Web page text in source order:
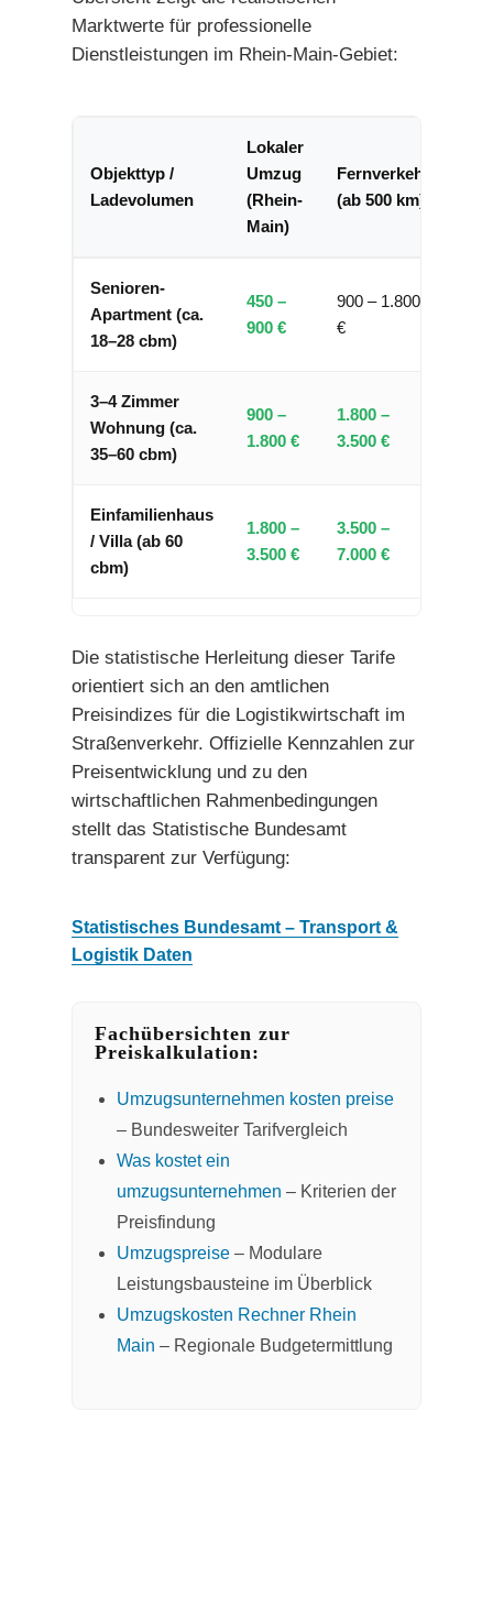
Marktwerte für professionelle
Dienstleistungen im Rhein-Main-Gebiet:
Objekttyp /
Ladevolumen
Lokaler
Umzug
(Rhein-
Main)
Fernverkehr
(ab 500 km)
Senioren-
Apartment (ca.
18–28 cbm)
450 –
900 €
900 – 1.800
€
3–4 Zimmer
Wohnung (ca.
35–60 cbm)
900 –
1.800 €
1.800 –
3.500 €
Einfamilienhaus
/ Villa (ab 60
cbm)
1.800 –
3.500 €
3.500 –
7.000 €
Die statistische Herleitung dieser Tarife
orientiert sich an den amtlichen
Preisindizes für die Logistikwirtschaft im
Straßenverkehr. Offizielle Kennzahlen zur
Preisentwicklung und zu den
wirtschaftlichen Rahmenbedingungen
stellt das Statistische Bundesamt
transparent zur Verfügung:
Statistisches Bundesamt – Transport &
Logistik Daten
Fachübersichten zur
Preiskalkulation:
Umzugsunternehmen kosten preise
– Bundesweiter Tarifvergleich
Was kostet ein
umzugsunternehmen – Kriterien der
Preisfindung
Umzugspreise– Modulare
Leistungsbausteine im Überblick
Umzugskosten Rechner Rhein
Main – Regionale Budgetermittlung